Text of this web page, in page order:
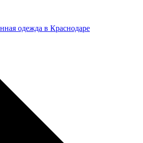
одежда в Краснодаре